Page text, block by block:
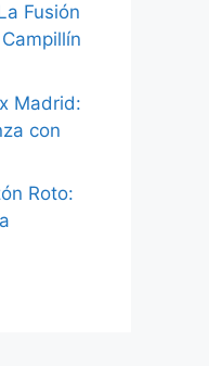
Fusión
Madrid:
con
Roto: